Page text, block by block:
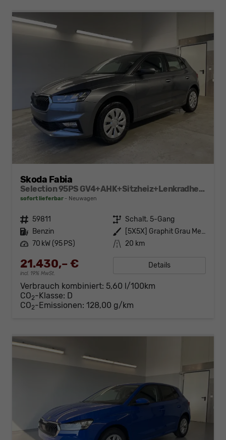
Skoda Fabia
Selection 95PS GV4+AHK+Sitzheiz+Lenkradheiz+Climatronic+Tempomat+PDC
sofort lieferbar Neuwagen
Fahrzeugnr. 59811 Getriebe Schalt. 5-Gang
Kraftstoff Benzin Außenfarbe
[5X5X] Graphit Grau Metallic
Leistung 70 kW (95 PS) Kilometerstand 20 km
21.430,– €
incl. 19% MwSt.
Details
Verbrauch kombiniert: 5,60 l/100km
CO2-Klasse: D
CO2-Emissionen: 128,00 g/km